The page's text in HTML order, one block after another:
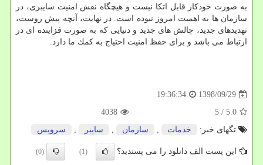
به صورت خودكار قابل اتكا نیست و هیچگاه نقش امنیت سایبری، در
سازمان ها به اهمیت امروز نبوده است. در نهایت، آنچه پیش روست،
تهدیدهای جدید، چالش های جدید و دنیایی كه به صورت فزاینده ای در
ارتباط می باشد و برای حفظ امنیت احتیاج به كمك ما دارد.
1398/09/29
19:36:34
5.0
/ 5
4038
تگهای خبر:
خدمات , سازمان , سایبر , سرویس
این پست الف دانلود را می پسندید؟ (1)
(0)